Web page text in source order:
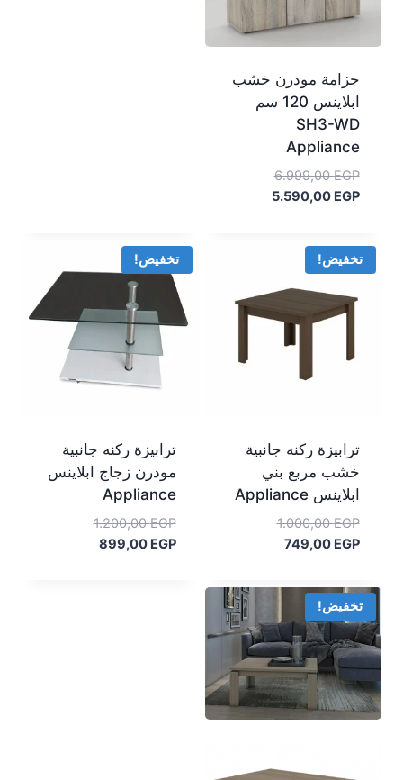
جزامة مودرن خشب
ابلاينس 120 سم
SH3-WD
Appliance
6.999,00EGP
السعر
الأصلي5.590,00 EGP
تخفيض!
ترابيزة ركنه جانبية
خشب مربع بني
ابلاينس Appliance
1.000,00EGP
السعر
1.000,00 EGP.
749,00 EGP
السعر
هو:
749,00 EGP.
تخفيض!
ترابيزة ركنه جانبية
مودرن زجاج ابلاينس
Appliance
1.200,00EGP
السعر
899,00 EGP
السعر
تخفيض!